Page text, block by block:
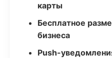
карты
Бесплатное
бизнеса
Push-